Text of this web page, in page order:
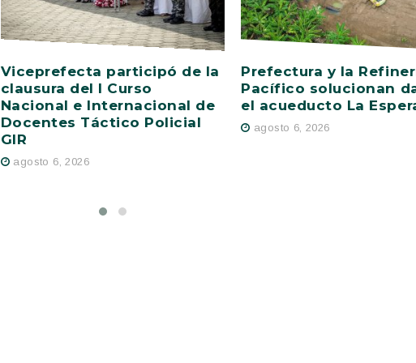
Viceprefecta participó de la
clausura del I Curso
Nacional e Internacional de
Docentes Táctico Policial
GIR
agosto 6, 2026
Prefectura y la
Pacífico solucionan
el acueducto La
agosto 6, 2026